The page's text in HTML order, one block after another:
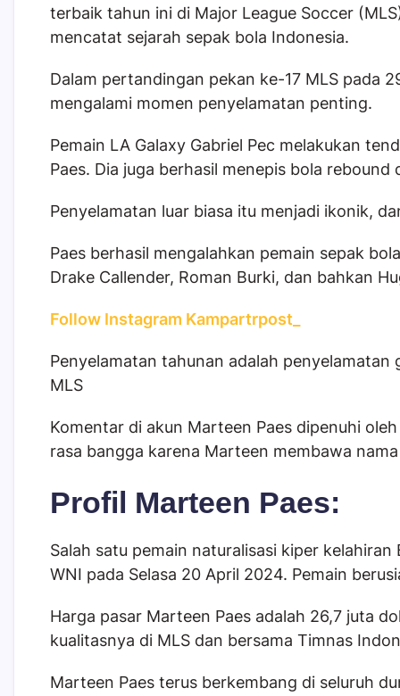
terbaik tahun ini di Major League Soccer
mencatat sejarah sepak bola Indonesia.
Dalam pertandingan pekan ke-17 MLS pada
mengalami momen penyelamatan penting.
Pemain LA Galaxy Gabriel Pec melakukan
Paes. Dia juga berhasil menepis bola rebound
Penyelamatan luar biasa itu menjadi ikonik,
Paes berhasil mengalahkan pemain sepak
Drake Callender, Roman Burki, dan bahkan
Follow Instagram Kampartrpost_
Penyelamatan tahunan adalah penyelamatan
MLS
Komentar di akun Marteen Paes dipenuhi
rasa bangga karena Marteen membawa
Profil Marteen Paes:
Salah satu pemain naturalisasi kiper
WNI pada Selasa 20 April 2024. Pemain
Harga pasar Marteen Paes adalah 26,7 juta
kualitasnya di MLS dan bersama Timnas
Marteen Paes terus berkembang di seluruh